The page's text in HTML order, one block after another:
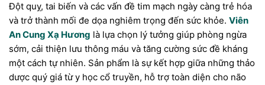
Đột quỵ, tai biến và các vấn đề tim mạch ngày càng trẻ hóa
và trở thành mối đe dọa nghiêm trọng đến sức khỏe. Viên
An Cung Xạ Hương là lựa chọn lý tưởng giúp phòng ngừa
sớm, cải thiện lưu thông máu và tăng cường sức đề kháng
một cách tự nhiên. Sản phẩm là sự kết hợp giữa những thảo
dược quý giá từ y học cổ truyền, hỗ trợ toàn diện cho não